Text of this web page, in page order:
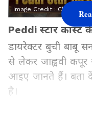
Image Credit : ChatGPT
Peddi स्टार कास्ट
डायरेक्टर बुची बाबू
से लेकर जाह्ववी कपूर
आइए जानते हैं। बता
है।